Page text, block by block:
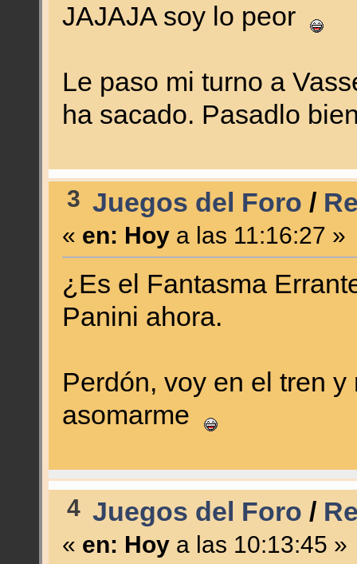
JAJAJA soy lo peor
Le paso mi turno a
ha sacado. Pasadlo
3 Juegos del Foro /
« en: Hoya las 11:16:27 »
¿Es el Fantasma
Panini ahora.
Perdón, voy en el tren
asomarme
4 Juegos del Foro /
« en: Hoya las 10:13:45 »